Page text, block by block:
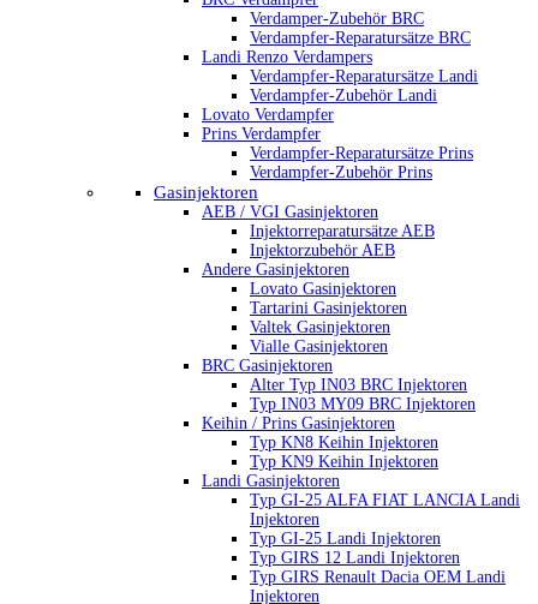
Verdamper-Zubehör BRC
Verdampfer-Reparatursätze BRC
Landi Renzo Verdampers
Verdampfer-Reparatursätze Landi
Verdampfer-Zubehör Landi
Lovato Verdampfer
Prins Verdampfer
Verdampfer-Reparatursätze Prins
Verdampfer-Zubehör Prins
Gasinjektoren
AEB / VGI Gasinjektoren
Injektorreparatursätze AEB
Injektorzubehör AEB
Andere Gasinjektoren
Lovato Gasinjektoren
Tartarini Gasinjektoren
Valtek Gasinjektoren
Vialle Gasinjektoren
BRC Gasinjektoren
Alter Typ IN03 BRC Injektoren
Typ IN03 MY09 BRC Injektoren
Keihin / Prins Gasinjektoren
Typ KN8 Keihin Injektoren
Typ KN9 Keihin Injektoren
Landi Gasinjektoren
Typ GI-25 ALFA FIAT LANCIA Landi
Injektoren
Typ GI-25 Landi Injektoren
Typ GIRS 12 Landi Injektoren
Typ GIRS Renault Dacia OEM Landi
Injektoren